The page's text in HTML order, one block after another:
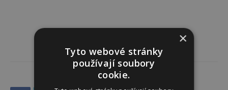
×
Tyto webové stránky
používají soubory
cookie.